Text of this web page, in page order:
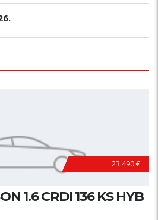
23.490 €
1.6 CRDI 136 KS HYB